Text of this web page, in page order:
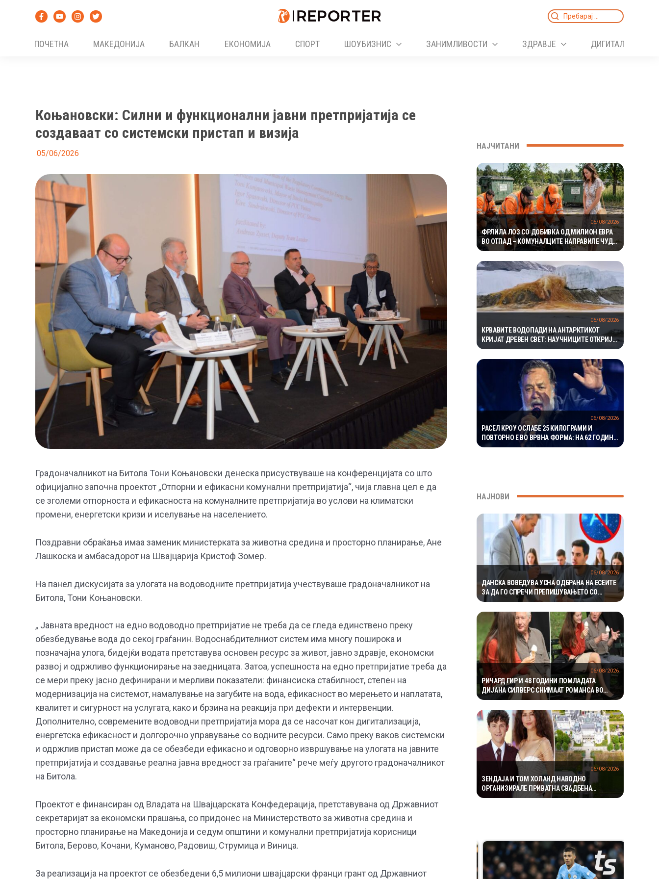
Search
ПОЧЕТНА
МАКЕДОНИЈА БАЛКАН ЕКОНОМИЈА СПОРТ ШОУБИЗНИС ЗАНИМЛИВОСТИ ЗДРАВЈЕ ДИГИТАЛ
Коњановски: Силни и функционални јавни претпријатија се
создаваат со системски пристап и визија
05/06/2026
Градоначалникот на Битола Тони Коњановски денеска присуствуваше на конференцијата со што
официјално започна проектот „Отпорни и ефикасни комунални претпријатија“, чија главна цел е да
се зголеми отпорноста и ефикасноста на комуналните претпријатија во услови на климатски
промени, енергетски кризи и иселување на населението.
Поздравни обраќања имаа заменик министерката за животна средина и просторно планирање, Ане
Лашкоска и амбасадорот на Швајцарија Кристоф Зомер.
На панел дискусијата за улогата на водоводните претпријатија учествуваше градоначалникот на
Битола, Тони Коњановски.
„ Јавната вредност на едно водоводно претпријатие не треба да се гледа единствено преку
обезбедување вода до секој граѓанин. Водоснабдителниот систем има многу поширока и
позначајна улога, бидејќи водата претставува основен ресурс за живот, јавно здравје, економски
развој и одржливо функционирање на заедницата. Затоа, успешноста на едно претпријатие треба да
се мери преку јасно дефинирани и мерливи показатели: финансиска стабилност, степен на
модернизација на системот, намалување на загубите на вода, ефикасност во мерењето и наплатата,
квалитет и сигурност на услугата, како и брзина на реакција при дефекти и интервенции.
Дополнително, современите водоводни претпријатија мора да се насочат кон дигитализација,
енергетска ефикасност и долгорочно управување со водните ресурси. Само преку ваков системски
и одржлив пристап може да се обезбеди ефикасно и одговорно извршување на улогата на јавните
претпријатија и создавање реална јавна вредност за граѓаните“ рече меѓу другото градоначалникот
на Битола.
Проектот е финансиран од Владата на Швајцарската Конфедерација, претставувана од Државниот
секретаријат за економски прашања, со придонес на Министерството за животна средина и
просторно планирање на Македонија и седум општини и комунални претпријатија корисници
Битола, Берово, Кочани, Куманово, Радовиш, Струмица и Виница.
За реализација на проектот се обезбедени 6,5 милиони швајцарски франци грант од Државниот
НАЈЧИТАНИ
ФРЛИЛА ЛОЗ СО ДОБИВКА ОД МИЛИОН ЕВРА
ВО ОТПАД – КОМУНАЛЦИТЕ НАПРАВИЛЕ ЧУДО
ЗА ДА ГО ПРОНАЈДАТ
05/08/2026
КРВАВИТЕ ВОДОПАДИ НА АНТАРКТИКОТ
КРИЈАТ ДРЕВЕН СВЕТ: НАУЧНИЦИТЕ ОТКРИЈА
ЕКОСИСТЕМ ИЗОЛИРАН ПОВЕЌЕ ОД 1,5
МИЛИОНИ ГОДИНИ
05/08/2026
РАСЕЛ КРОУ ОСЛАБЕ 25 КИЛОГРАМИ И
ПОВТОРНО Е ВО ВРВНА ФОРМА: НА 62 ГОДИНИ
ГО ВООДУШЕВИ ИЗГЛЕДОТ
06/08/2026
НАЈНОВИ
ДАНСКА ВОВЕДУВА УСНА ОДБРАНА НА ЕСЕИТЕ
ЗА ДА ГО СПРЕЧИ ПРЕПИШУВАЊЕТО СО
ВЕШТАЧКА ИНТЕЛИГЕНЦИЈА
06/08/2026
РИЧАРД ГИР И 48 ГОДИНИ ПОМЛАДАТА
ДИЈАНА СИЛВЕРС СНИМААТ РОМАНСА ВО
ЊУЈОРК
06/08/2026
ЗЕНДАЈА И ТОМ ХОЛАНД НАВОДНО
ОРГАНИЗИРАЛЕ ПРИВАТНА СВАДБЕНА
ПРОСЛАВА ВО АНГЛИЈА, ОТКАКО ТАЈНО СЕ
06/08/2026